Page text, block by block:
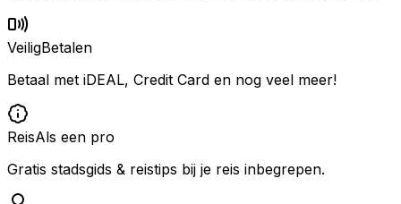
VeiligBetalen
Betaal met iDEAL, Credit Card en nog veel meer!
ReisAls een pro
Gratis stadsgids & reistips bij je reis inbegrepen.